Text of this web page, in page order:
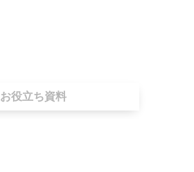
お役立ち資料